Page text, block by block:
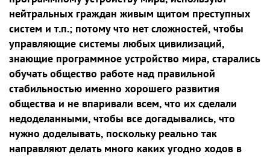
нейтральных граждан живым щитом преступных
систем и т.п.; потому что нет сложностей, чтобы
управляющие системы любых цивилизаций,
знающие программное устройство мира, старались
обучать общество работе над правильной
стабильностью именно хорошего развития
общества и не впаривали всем, что их сделали
недоделанными, чтобы все догадывались, что
нужно доделывать, поскольку реально так
направляют делать много каких угодно ходов в